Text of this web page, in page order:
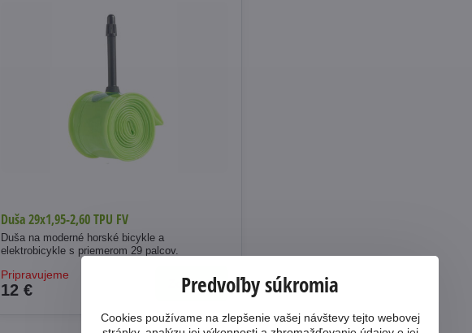
Duša 29x1,95-2,60 TPU FV
Duša na moderné horské bicykle a
elektrobicykle s priemerom 29 palcov.
Pripravujeme
12 € Zobraziť
Predvoľby súkromia
Cookies používame na zlepšenie vašej návštevy tejto webovej